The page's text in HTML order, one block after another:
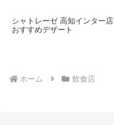
シャトレーゼ 高知インター店
おすすめデザート
ホーム 飲食店